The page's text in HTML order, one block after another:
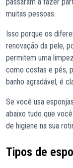
muitas pessoas.
Isso porque os
renovação da pele,
permitem uma
como costas e pés,
banho agradável, é
Se você usa
abaixo tudo que
de higiene na sua
Tipos de